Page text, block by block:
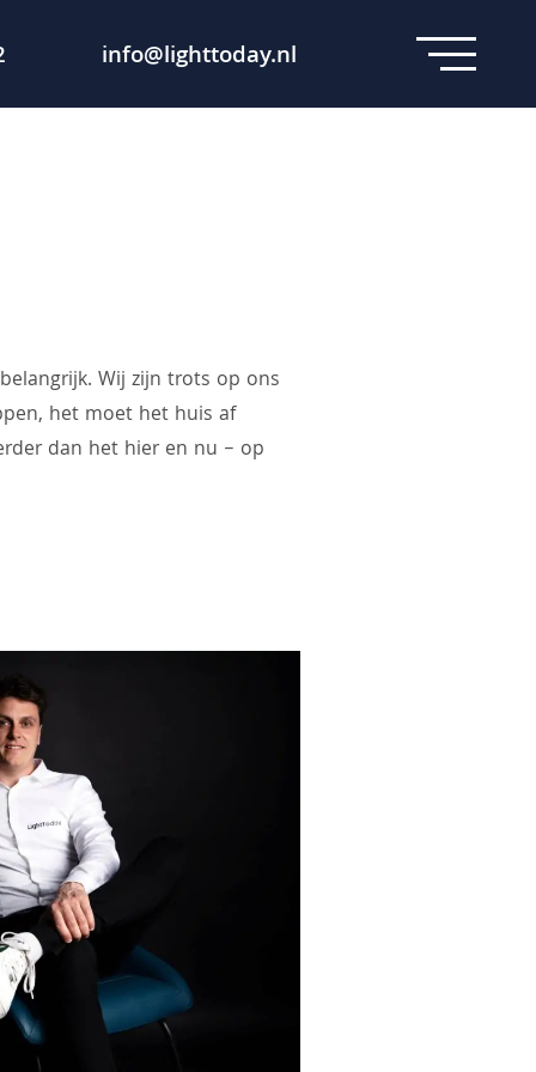
info@lighttoday.nl
Wij zijn trots op ons
het moet het huis af
dan het hier en nu – op